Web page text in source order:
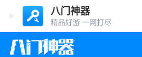
八门神器
精品好游 一网打尽